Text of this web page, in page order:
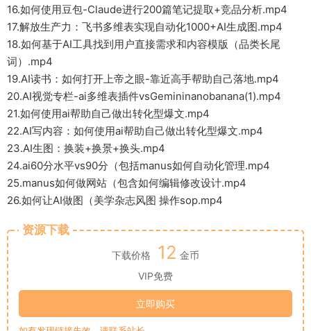
16.如何使用豆包-Claude进行200篇笔记提取+竞品分析.mp4
17.解放生产力：飞书多维表实现自动化1000+AI生成图.mp4
18.如何基于AI工具找到用户直接需求和内容模版（品类长尾
词）.mp4
19.AI读书：如何打开上帝之眼-靠近高手帮助自己落地.mp4
20.AI视觉专栏-ai多维表插件vsGemininanobanana(1).mp4
21.如何使用ai帮助自己做出转化型爆文.mp4
22.AI写内容：如何使用ai帮助自己做出转化型爆文.mp4
23.AI生图：换装+换景+换头.mp4
24.ai60分水平vs90分（包括manus如何自动化管理.mp4
25.manus如何做网站（包含如何编辑修改设计.mp4
26.如何让AI做图（美学杂志风图 操作sop.mp4
资源下载
下载价格 12 金币
VIP免费
立即购买